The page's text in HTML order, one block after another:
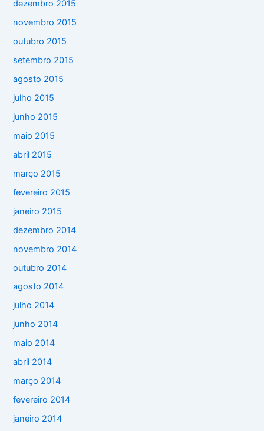
dezembro 2015
novembro 2015
outubro 2015
setembro 2015
agosto 2015
julho 2015
junho 2015
maio 2015
abril 2015
março 2015
fevereiro 2015
janeiro 2015
dezembro 2014
novembro 2014
outubro 2014
agosto 2014
julho 2014
junho 2014
maio 2014
abril 2014
março 2014
fevereiro 2014
janeiro 2014